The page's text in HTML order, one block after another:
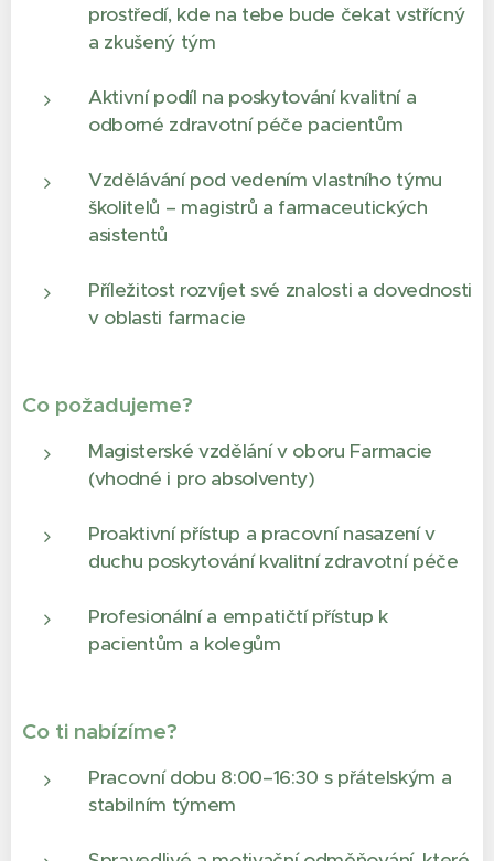
prostředí, kde na tebe bude čekat vstřícný
a zkušený tým
Aktivní podíl na poskytování kvalitní a
odborné zdravotní péče pacientům
Vzdělávání pod vedením vlastního týmu
školitelů – magistrů a farmaceutických
asistentů
Příležitost rozvíjet své znalosti a dovednosti
v oblasti farmacie
Co požadujeme?
Magisterské vzdělání v oboru Farmacie
(vhodné i pro absolventy)
Proaktivní přístup a pracovní nasazení v
duchu poskytování kvalitní zdravotní péče
Profesionální a empatičtí přístup k
pacientům a kolegům
Co ti nabízíme?
Pracovní dobu 8:00–16:30 s přátelským a
stabilním týmem